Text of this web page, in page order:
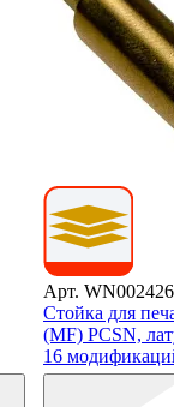
Арт.
Стойка для
(MF) PCSN,
16